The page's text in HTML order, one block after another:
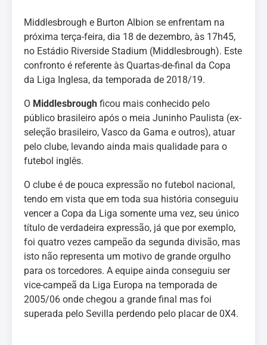
Middlesbrough e Burton Albion se enfrentam na
próxima terça-feira, dia 18 de dezembro, às 17h45,
no Estádio Riverside Stadium (Middlesbrough). Este
confronto é referente às Quartas-de-final da Copa
da Liga Inglesa, da temporada de 2018/19.
O Middlesbrough ficou mais conhecido pelo
público brasileiro após o meia Juninho Paulista (ex-
seleção brasileiro, Vasco da Gama e outros), atuar
pelo clube, levando ainda mais qualidade para o
futebol inglês.
O clube é de pouca expressão no futebol nacional,
tendo em vista que em toda sua história conseguiu
vencer a Copa da Liga somente uma vez, seu único
título de verdadeira expressão, já que por exemplo,
foi quatro vezes campeão da segunda divisão, mas
isto não representa um motivo de grande orgulho
para os torcedores. A equipe ainda conseguiu ser
vice-campeã da Liga Europa na temporada de
2005/06 onde chegou a grande final mas foi
superada pelo Sevilla perdendo pelo placar de 0X4.